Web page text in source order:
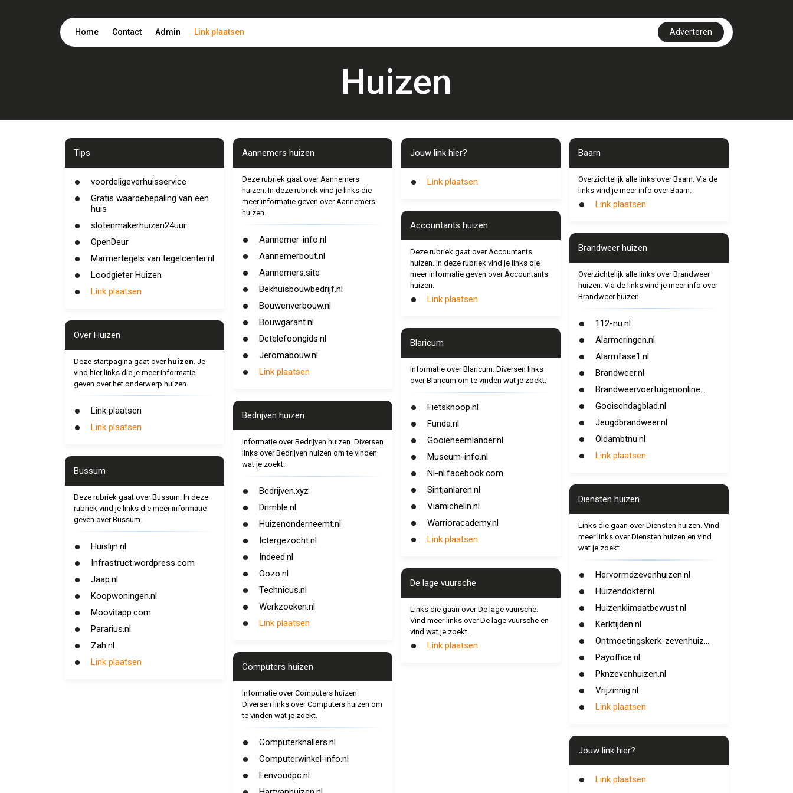
Home Contact Admin Link plaatsen Adverteren
Huizen
Tips
voordeligeverhuisservice
Gratis waardebepaling van een
huis
slotenmakerhuizen24uur
OpenDeur
Marmertegels van tegelcenter.nl
Loodgieter Huizen
Link plaatsen
Over Huizen
Deze startpagina gaat over huizen. Je
vind hier links die je meer informatie
geven over het onderwerp huizen.
Link plaatsen
Link plaatsen
Bussum
Deze rubriek gaat over Bussum. In deze
rubriek vind je links die meer informatie
geven over Bussum.
Huislijn.nl
Infrastruct.wordpress.com
Jaap.nl
Koopwoningen.nl
Moovitapp.com
Pararius.nl
Zah.nl
Link plaatsen
Aannemers huizen
Deze rubriek gaat over Aannemers
huizen. In deze rubriek vind je links die
meer informatie geven over Aannemers
huizen.
Aannemer-info.nl
Aannemerbout.nl
Aannemers.site
Bekhuisbouwbedrijf.nl
Bouwenverbouw.nl
Bouwgarant.nl
Detelefoongids.nl
Jeromabouw.nl
Link plaatsen
Bedrijven huizen
Informatie over Bedrijven huizen. Diversen
links over Bedrijven huizen om te vinden
wat je zoekt.
Bedrijven.xyz
Drimble.nl
Huizenonderneemt.nl
Ictergezocht.nl
Indeed.nl
Oozo.nl
Technicus.nl
Werkzoeken.nl
Link plaatsen
Computers huizen
Informatie over Computers huizen.
Diversen links over Computers huizen om
te vinden wat je zoekt.
Computerknallers.nl
Computerwinkel-info.nl
Eenvoudpc.nl
Jouw link hier?
Link plaatsen
Accountants huizen
Deze rubriek gaat over Accountants
huizen. In deze rubriek vind je links die
meer informatie geven over Accountants
huizen.
Link plaatsen
Blaricum
Informatie over Blaricum. Diversen links
over Blaricum om te vinden wat je zoekt.
Fietsknoop.nl
Funda.nl
Gooieneemlander.nl
Museum-info.nl
Nl-nl.facebook.com
Sintjanlaren.nl
Viamichelin.nl
Warrioracademy.nl
Link plaatsen
De lage vuursche
Links die gaan over De lage vuursche.
Vind meer links over De lage vuursche en
vind wat je zoekt.
Link plaatsen
Baarn
Overzichtelijk alle links over Baarn. Via de
links vind je meer info over Baarn.
Link plaatsen
Brandweer huizen
Overzichtelijk alle links over Brandweer
huizen. Via de links vind je meer info over
Brandweer huizen.
112-nu.nl
Alarmeringen.nl
Alarmfase1.nl
Brandweer.nl
Brandweervoertuigenonline...
Gooischdagblad.nl
Jeugdbrandweer.nl
Oldambtnu.nl
Link plaatsen
Diensten huizen
Links die gaan over Diensten huizen. Vind
meer links over Diensten huizen en vind
wat je zoekt.
Hervormdzevenhuizen.nl
Huizendokter.nl
Huizenklimaatbewust.nl
Kerktijden.nl
Ontmoetingskerk-zevenhuiz...
Payoffice.nl
Pknzevenhuizen.nl
Vrijzinnig.nl
Link plaatsen
Jouw link hier?
Link plaatsen